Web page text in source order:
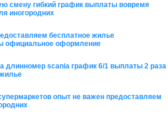
смену гибкий график выплаты вовремя
иногородних
бесплатное жилье
официальное оформление
длинномер scania график 6/1 выплаты 2 раза
опыт не важен предоставляем